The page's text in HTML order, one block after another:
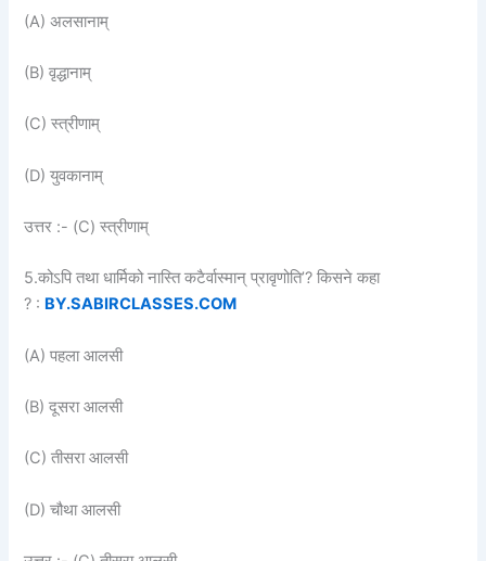
(A) अलसानाम्
(B) वृद्धानाम्
(C) स्त्रीणाम्
(D) युवकानाम्
उत्तर :- (C) स्त्रीणाम्
5.कोऽपि तथा धार्मिको नास्ति कटैर्वास्मान् प्रावृणोति’? किसने कहा
? : BY.SABIRCLASSES.COM
(A) पहला आलसी
(B) दूसरा आलसी
(C) तीसरा आलसी
(D) चौथा आलसी